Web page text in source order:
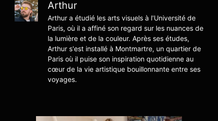
Arthur
Arthur a étudié les arts visuels à l'Université de
Paris, où il a affiné son regard sur les nuances de
la lumière et de la couleur. Après ses études,
Arthur s'est installé à Montmartre, un quartier de
Paris où il puise son inspiration quotidienne au
cœur de la vie artistique bouillonnante entre ses
voyages.